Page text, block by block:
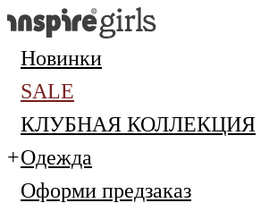
Новинки
SALE
КЛУБНАЯ КОЛЛЕКЦИЯ
Одежда
Оформи предзаказ